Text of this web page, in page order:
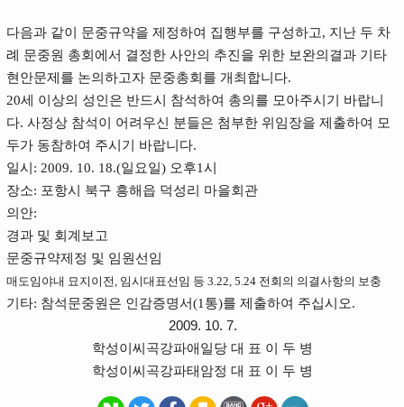
다음과 같이 문중규약을 제정하여 집행부를 구성하고, 지난 두 차
례 문중원 총회에서 결정한 사안의 추진을 위한 보완의결과 기타
현안문제를 논의하고자 문중총회를 개최합니다.
20세 이상의 성인은 반드시 참석하여 총의를 모아주시기 바랍니
다. 사정상 참석이 어려우신 분들은 첨부한 위임장을 제출하여 모
두가 동참하여 주시기 바랍니다.
일시: 2009. 10. 18.(일요일) 오후1시
장소: 포항시 북구 흥해읍 덕성리 마을회관
의안:
경과 및 회계보고
문중규약제정 및 임원선임
매도임야내 묘지이전, 임시대표선임 등 3.22, 5.24 전회의 의결사항의 보충
기타: 참석문중원은 인감증명서(1통)를 제출하여 주십시오.
2009. 10. 7.
학성이씨곡강파애일당 대 표 이 두 병
학성이씨곡강파태암정 대 표 이 두 병